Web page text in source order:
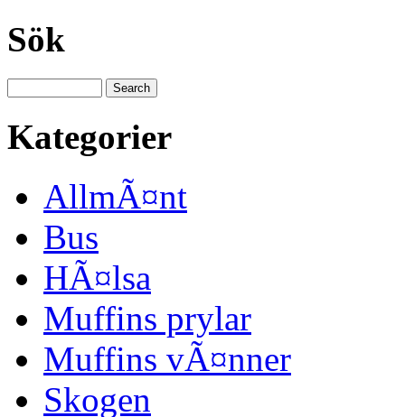
Sök
Kategorier
AllmÃ¤nt
Bus
HÃ¤lsa
Muffins prylar
Muffins vÃ¤nner
Skogen